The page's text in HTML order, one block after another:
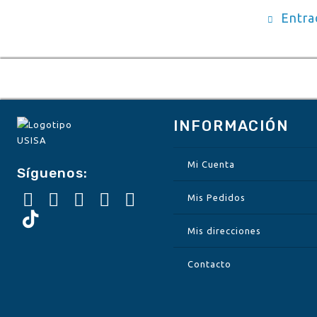
de
Síguenos:
INFORMACIÓN
Mi Cuenta
Mis Pedidos
Mis direcciones
Contacto